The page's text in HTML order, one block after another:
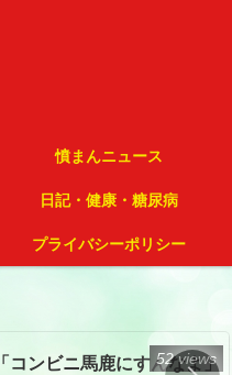
憤まんニュース
日記・健康・糖尿病
プライバシーポリシー
「コンビニ馬鹿にすんなよ」
52 views